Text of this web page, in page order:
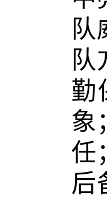
队
队
勤
象
任
后